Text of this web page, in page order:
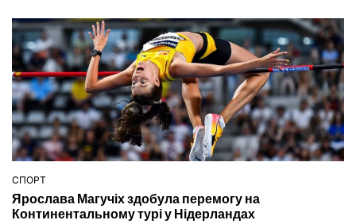
ОПУБЛІКУВАТИ
У
СПОРТ
Ярослава Магучіх здобула перемогу на
Континентальному турі у Нідерландах